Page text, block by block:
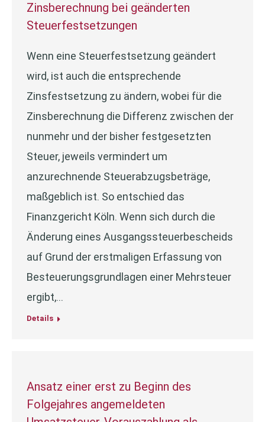
Zinsberechnung bei geänderten
Steuerfestsetzungen
Wenn eine Steuerfestsetzung geändert
wird, ist auch die entsprechende
Zinsfestsetzung zu ändern, wobei für die
Zinsberechnung die Differenz zwischen der
nunmehr und der bisher festgesetzten
Steuer, jeweils vermindert um
anzurechnende Steuerabzugsbeträge,
maßgeblich ist. So entschied das
Finanzgericht Köln. Wenn sich durch die
Änderung eines Ausgangssteuerbescheids
auf Grund der erstmaligen Erfassung von
Besteuerungsgrundlagen einer Mehrsteuer
ergibt,…
Details
Ansatz einer erst zu Beginn des
Folgejahres angemeldeten